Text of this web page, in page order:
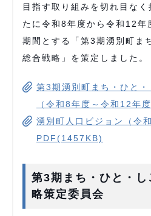
目指す取り組みを切れ目な
たに令和8年度から令和12年
期間とする「第3期湧別町ま
総合戦略」を策定しました。
第3期湧別町まち・ひと
（令和8年度～令和12
湧別町人口ビジョン（令
PDF(1457KB)
第3期まち・ひと・
略策定委員会